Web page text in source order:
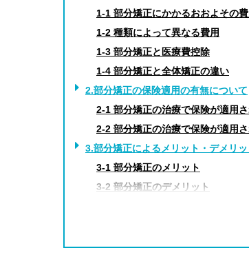
1-1 部分矯正にかかるおおよその費
1-2 種類によって異なる費用
1-3 部分矯正と医療費控除
1-4 部分矯正と全体矯正の違い
2.部分矯正の保険適用の有無について
2-1 部分矯正の治療で保険が適用
2-2 部分矯正の治療で保険が適用
3.部分矯正によるメリット・デメリッ
3-1 部分矯正のメリット
3-2 部分矯正のデメリット